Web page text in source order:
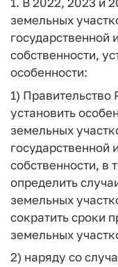
земельных
государственной
собственности,
особенности:
1)
установить
земельных
государственной
собственности, в
определить
земельных
сократить сроки
земельных
2) наряду со